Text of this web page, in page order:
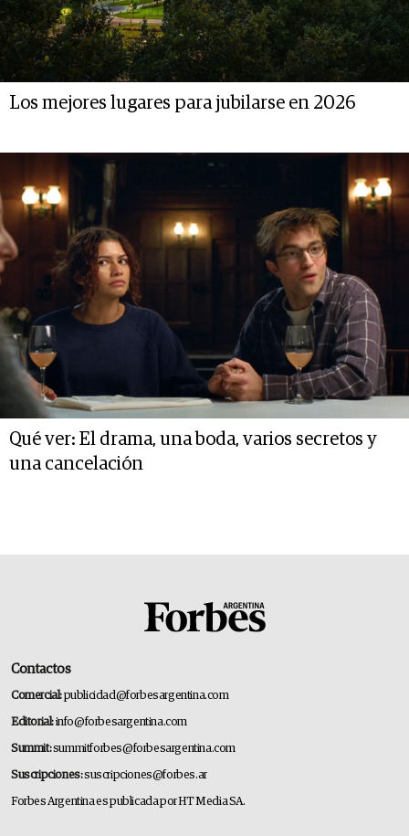
Los mejores lugares para jubilarse en 2026
Qué ver: El drama, una boda, varios secretos y
una cancelación
Contactos
Comercial:publicidad@forbesargentina.com
Editorial:info@forbesargentina.com
Summit:summitforbes@forbesargentina.com
Suscripciones:suscripciones@forbes.ar
Forbes Argentina es publicada por HT Media SA.